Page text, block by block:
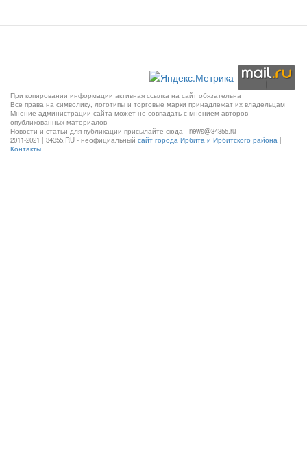
При копировании информации активная ссылка на сайт обязательна
Все права на символику, логотипы и торговые марки принадлежат их владельцам
Мнение администрации сайта может не совпадать с мнением авторов
опубликованных материалов
Новости и статьи для публикации присылайте сюда - news@34355.ru
2011-2021 | 34355.RU - неофициальный сайт города Ирбита и Ирбитского района |
Контакты